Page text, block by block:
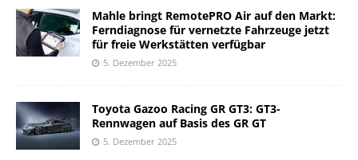
Mahle bringt RemotePRO Air auf den Markt:
Ferndiagnose für vernetzte Fahrzeuge jetzt
für freie Werkstätten verfügbar
5. Dezember 2025
Toyota Gazoo Racing GR GT3: GT3-
Rennwagen auf Basis des GR GT
5. Dezember 2025